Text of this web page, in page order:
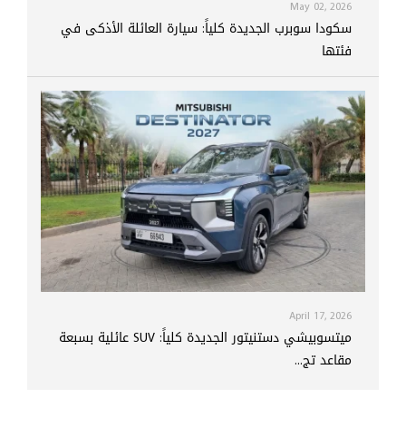
May 02, 2026
سكودا سوبرب الجديدة كلياً: سيارة العائلة الأذكى في
فئتها
April 17, 2026
ميتسوبيشي دستنيتور الجديدة كلياً: SUV عائلية بسبعة
مقاعد تج...